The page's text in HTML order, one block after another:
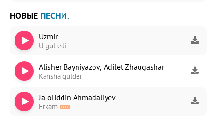
НОВЫЕ ПЕСНИ:
Uzmir
U gul edi
Alisher Bayniyazov, Adilet Zhaugashar
Kansha gulder
Jaloliddin Ahmadaliyev
Erkam